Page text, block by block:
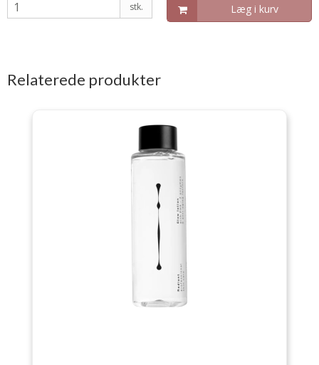
stk. Læg i kurv
Relaterede produkter